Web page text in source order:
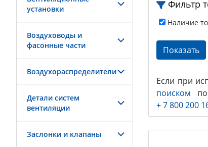
установки
Воздуховоды и
фасонные части
Воздухораспределители
Детали систем
вентиляции
Заслонки и клапаны
Фильтр
Наличие
Если при
поиском
+ 7 800 200